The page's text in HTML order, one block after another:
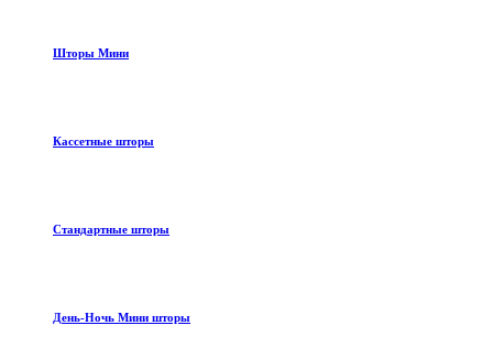
Шторы Мини
Кассетные шторы
Стандартные шторы
День-Ночь Мини шторы